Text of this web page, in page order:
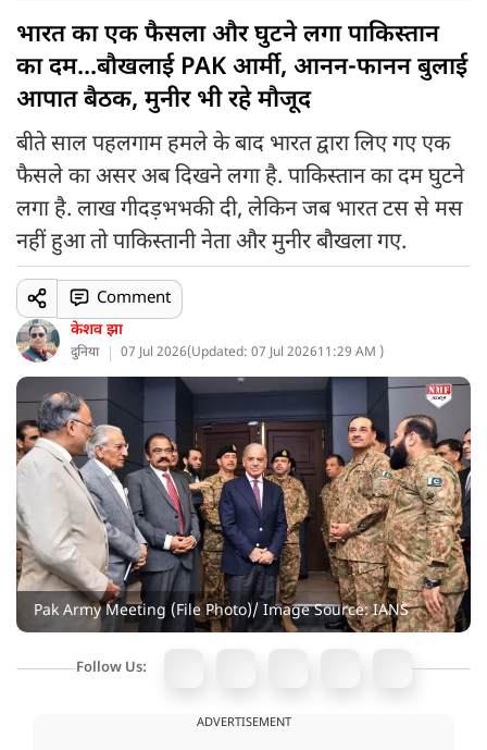
भारत का एक फैसला और घुटने लगा पाकिस्तान
का दम...बौखलाई PAK आर्मी, आनन-फानन बुलाई
आपात बैठक, मुनीर भी रहे मौजूद
बीते साल पहलगाम हमले के बाद भारत द्वारा लिए गए एक
फैसले का असर अब दिखने लगा है. पाकिस्तान का दम घुटने
लगा है. लाख गीदड़भभकी दी, लेकिन जब भारत टस से मस
नहीं हुआ तो पाकिस्तानी नेता और मुनीर बौखला गए.
केशव झा
दुनिया 07 Jul 2026(Updated: 07 Jul 202611:29 AM )
Comment
Pak Army Meeting (File Photo)/ Image Source: IANS
Follow Us:
ADVERTISEMENT